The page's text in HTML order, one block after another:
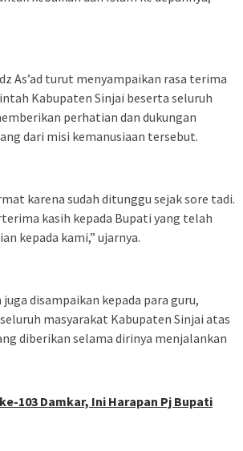
As’ad turut menyampaikan rasa terima
Kabupaten Sinjai beserta seluruh
perhatian dan dukungan
dari misi kemanusiaan tersebut.
karena sudah ditunggu sejak sore tadi.
kasih kepada Bupati yang telah
kepada kami,” ujarnya.
disampaikan kepada para guru,
masyarakat Kabupaten Sinjai atas
diberikan selama dirinya menjalankan
103 Damkar, Ini Harapan Pj Bupati